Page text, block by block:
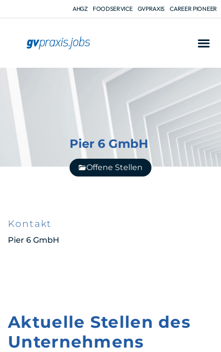
AHGZ FOODSERVICE GVPRAXIS CAREER PIONEER
Pier 6 GmbH
Offene Stellen
Kontakt
Pier 6 GmbH
Aktuelle Stellen des
Unternehmens